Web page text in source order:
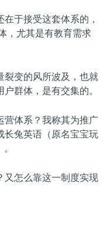
于接受这套体系的，
，尤其是有教育需求
裂变的风所波及，也就
群体，是有交集的。
营体系？我称其为推广
长兔英语（原名宝宝玩
又怎么靠这一制度实现